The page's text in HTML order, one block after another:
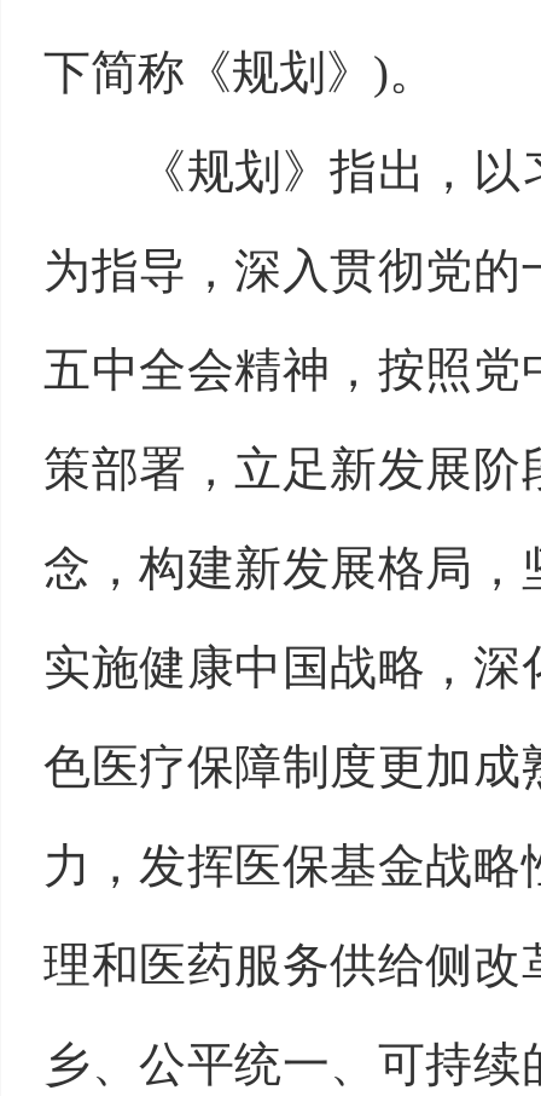
下简称《规划》)。
《规划》指出，以
为指导，深入贯彻党
五中全会精神，按照
策部署，立足新发展
念，构建新发展格局
实施健康中国战略，
色医疗保障制度更加
力，发挥医保基金战
理和医药服务供给侧
乡、公平统一、可持